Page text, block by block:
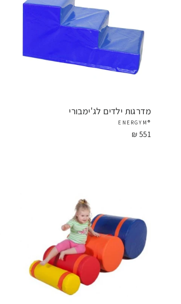
מדרגות ילדים לג'ימבורי
®ENERGYM
551 ₪